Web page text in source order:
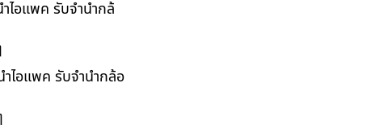
ไอแพค รับจำนำกล้
ไอแพค รับจำนำกล้อ